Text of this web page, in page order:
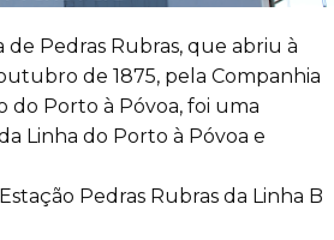
de Pedras Rubras, que abriu à
de 1875, pela Companhia
do Porto à Póvoa, foi uma
Linha do Porto à Póvoa e
Pedras Rubras da Linha B